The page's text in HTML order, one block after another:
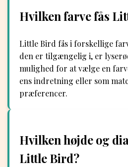
Hvilken farve fås
Little Bird fås i forskellige
den er tilgængelig i, er
mulighed for at vælge en
ens indretning eller som
præferencer.
Hvilken højde og
Little Bird?